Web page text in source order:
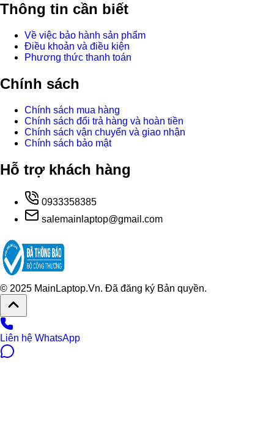
Thông tin cần biết
Về việc bảo hành sản phẩm
Điều khoản và điều kiện
Phương thức thanh toán
Chính sách
Chính sách mua hàng
Chính sách đổi trả hàng và hoàn tiền
Chính sách vận chuyển và giao nhận
Chính sách bảo mật
Hỗ trợ khách hàng
0933358385
salemainlaptop@gmail.com
© 2025 MainLaptop.Vn. Đã đăng ký Bản quyền.
Liên hệ WhatsApp